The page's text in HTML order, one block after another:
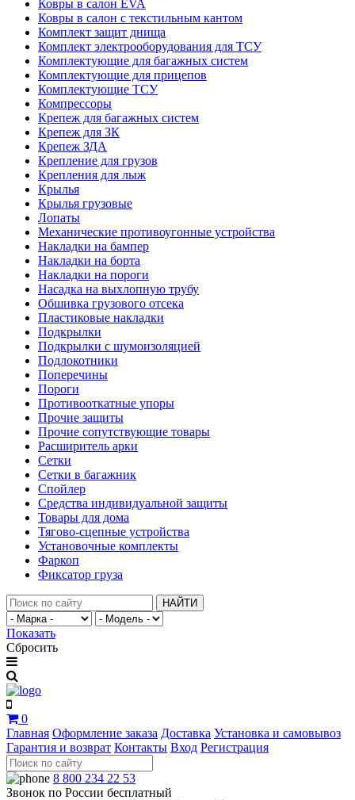
Ковры в салон EVA
Ковры в салон с текстильным кантом
Комплект защит днища
Комплект электрооборудования для ТСУ
Комплектующие для багажных систем
Комплектующие для прицепов
Комплектующие ТСУ
Компрессоры
Крепеж для багажных систем
Крепеж для ЗК
Крепеж ЗДА
Крепление для грузов
Крепления для лыж
Крылья
Крылья грузовые
Лопаты
Механические противоугонные устройства
Накладки на бампер
Накладки на борта
Накладки на пороги
Насадка на выхлопную трубу
Обшивка грузового отсека
Пластиковые накладки
Подкрылки
Подкрылки с шумоизоляцией
Подлокотники
Поперечины
Пороги
Противооткатные упоры
Прочие защиты
Прочие сопутствующие товары
Расширитель арки
Сетки
Сетки в багажник
Спойлер
Средства индивидуальной защиты
Товары для дома
Тягово-сцепные устройства
Установочные комплекты
Фаркоп
Фиксатор груза
НАЙТИ
Показать
Сбросить
0
Главная Оформление заказа Доставка Установка и самовывоз
Гарантия и возврат Контакты Вход Регистрация
8 800 234 22 53
Звонок по России бесплатный